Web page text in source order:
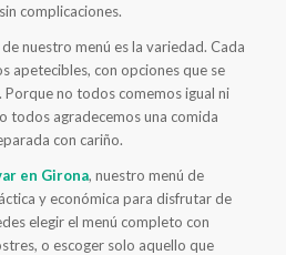
complicaciones.
nuestro menú es la variedad. Cada
apetecibles, con opciones que se
no todos comemos igual ni
todos agradecemos una comida
con cariño.
en Girona, nuestro menú de
y económica para disfrutar de
elegir el menú completo con
o escoger solo aquello que